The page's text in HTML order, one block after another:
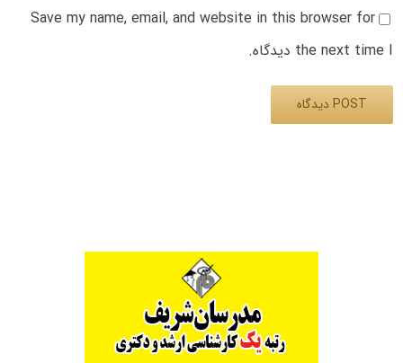
Save my name, email, and website in this browser for
the next time I دیدگاه.